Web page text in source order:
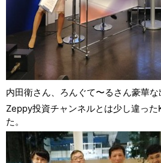
内田衛さん、ろんぐて〜るさん豪華な
Zeppy投資チャンネルとは少し違った
た。